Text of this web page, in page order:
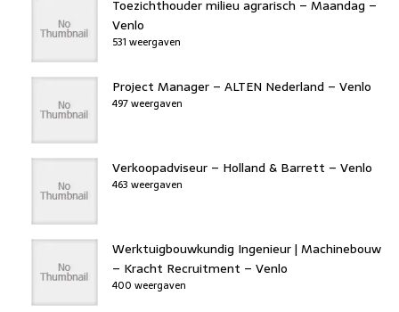
Toezichthouder milieu agrarisch – Maandag –
Venlo
531 weergaven
Project Manager – ALTEN Nederland – Venlo
497 weergaven
Verkoopadviseur – Holland & Barrett – Venlo
463 weergaven
Werktuigbouwkundig Ingenieur | Machinebouw
– Kracht Recruitment – Venlo
400 weergaven